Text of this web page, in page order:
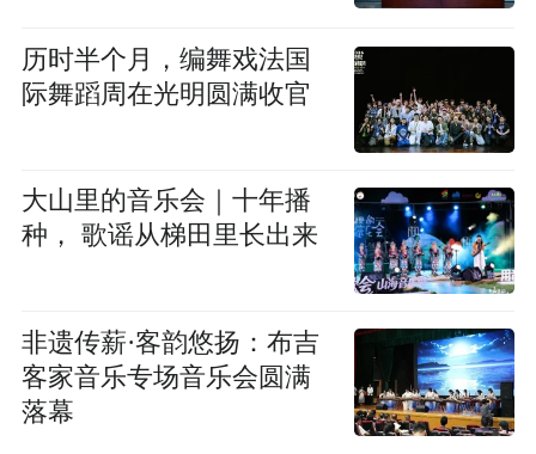
历时半个月，编舞戏法国
际舞蹈周在光明圆满收官
大山里的音乐会｜十年播
种， 歌谣从梯田里长出来
非遗传薪·客韵悠扬：布吉
客家音乐专场音乐会圆满
落幕